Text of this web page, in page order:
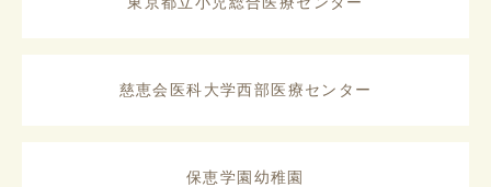
慈恵会医科大学西部医療センター
保恵学園幼稚園